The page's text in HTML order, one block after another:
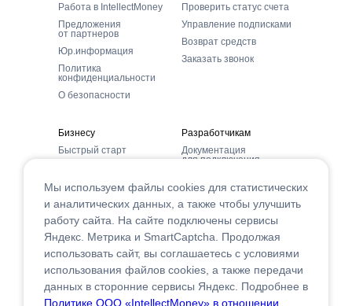
Проверить статус счета
Управление подписками
Возврат средств
Заказать звонок
Разработчикам
Документация
для подключения
Графические элементы
Работа в IntellectMoney
Юр.информация
Предложения
от партнеров
Политика
конфиденциальности
О безопасности
Бизнесу
Быстрый старт
Демонстрация оплаты
Тарифы
Помощь/FAQ
Мы используем файлы cookies для статистических
и аналитических данных, а также чтобы улучшить
работу сайта. На сайте подключены сервисы
Яндекс. Метрика и SmartCaptcha. Продолжая
использовать сайт, вы соглашаетесь с условиями
использования файлов сookies, а также передачи
данных в сторонние сервисы Яндекс. Подробнее в
Политике ООО «IntellectMoney» в отношении